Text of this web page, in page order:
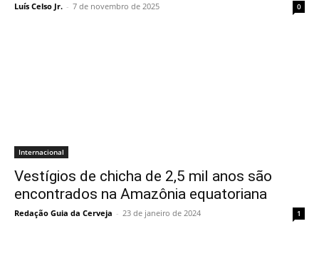
Luís Celso Jr. - 7 de novembro de 2025 0
Internacional
Vestígios de chicha de 2,5 mil anos são
encontrados na Amazônia equatoriana
Redação Guia da Cerveja - 23 de janeiro de 2024 1